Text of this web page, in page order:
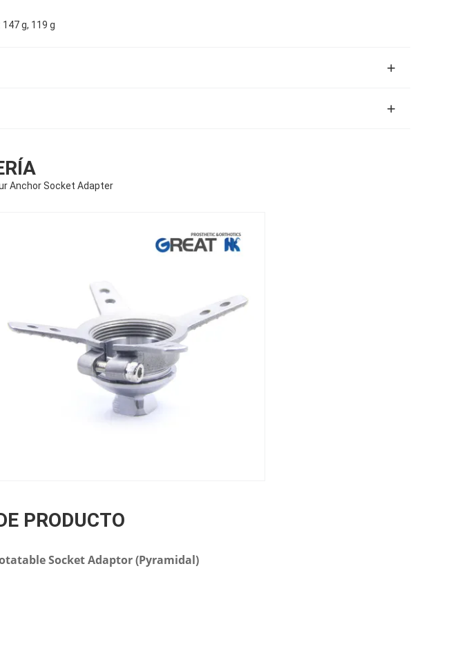
147 g, 119 g
Anchor Socket Adapter
PRODUCTO
Socket Adaptor (Pyramidal)